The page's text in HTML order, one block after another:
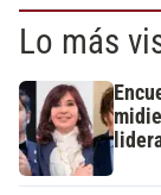
Lo más